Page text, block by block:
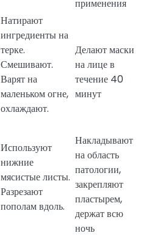
применения
Натирают
ингредиенты на
терке.
Смешивают.
Варят на
маленьком огне,
охлаждают.
Делают маски
на лице в
течение 40
минут
Используют
нижние
мясистые листы.
Разрезают
пополам вдоль.
Накладывают
на область
патологии,
закрепляют
пластырем,
держат всю
ночь